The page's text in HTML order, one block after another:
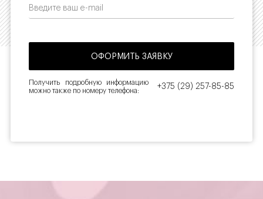
Получить подробную информацию
можно также по номеру телефона:
+375 (29) 257-85-85